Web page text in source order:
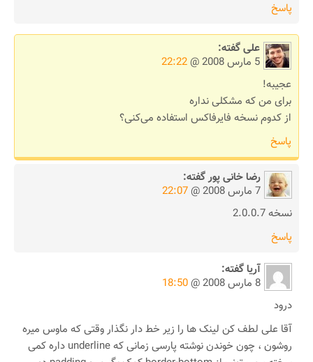
پاسخ
علیگفته:
5 مارس 2008 @
22:22
عجیبه!
برای من که مشکلی نداره
از کدوم نسخه فایرفاکس استفاده می‌کنی؟
پاسخ
رضا خانی پورگفته:
7 مارس 2008 @
22:07
نسخه 2.0.0.7
پاسخ
آریاگفته:
8 مارس 2008 @
18:50
درود
آقا علی لطف کن لینک ها را زیر خط دار نگذار وقتی که ماوس میره
روشون ، چون خوندن نوشته پارسی زمانی که underline داره کمی